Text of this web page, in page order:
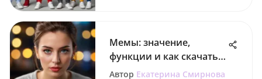
Мемы: значение,
функции и как скачать
карточки мемов
Автор Екатерина Смирнова